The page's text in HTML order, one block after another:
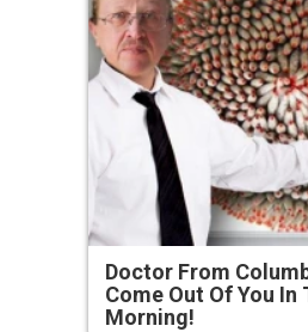
Doctor From
Come Out Of You In
Morning!